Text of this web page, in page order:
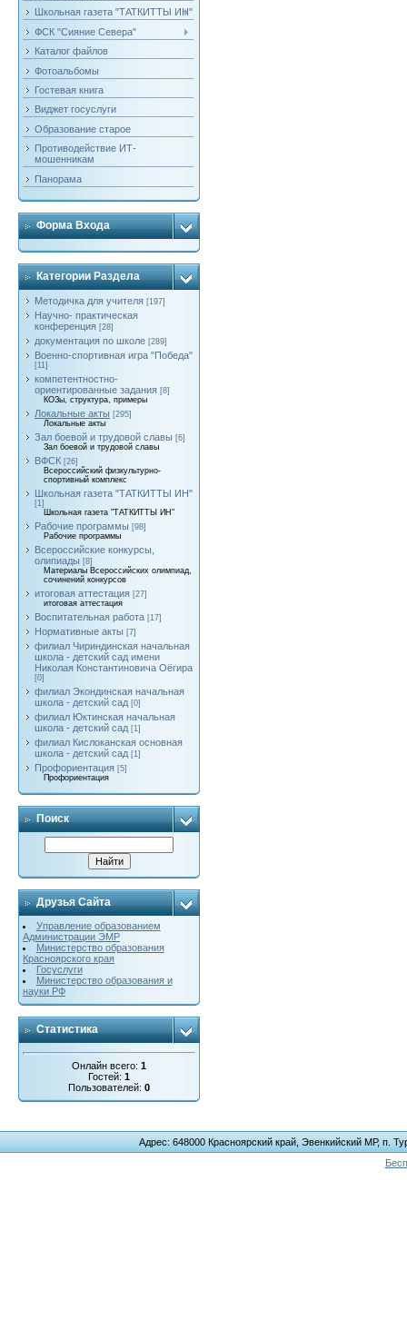
Школьная газета "ТАТКИТТЫ ИН"
ФСК "Сияние Севера"
Каталог файлов
Фотоальбомы
Гостевая книга
Виджет госуслуги
Образование старое
Противодействие ИТ-
мошенникам
Панорама
Форма Входа
Категории Раздела
Методичка для учителя [197]
Научно- практическая
конференция [28]
документация по школе [289]
Военно-спортивная игра "Победа"
[11]
компетентностно-
ориентированные задания [8]
КОЗы, структура, примеры
Локальные акты [295]
Локальные акты
Зал боевой и трудовой славы [6]
Зал боевой и трудовой славы
ВФСК [26]
Всероссийский физкультурно-
спортивный комплекс
Школьная газета "ТАТКИТТЫ ИН"
[1]
Школьная газета "ТАТКИТТЫ ИН"
Рабочие программы [98]
Рабочие программы
Всероссийские конкурсы,
олипиады [8]
Материалы Всероссийских олимпиад,
сочинений конкурсов
итоговая аттестация [27]
итоговая аттестация
Воспитательная работа [17]
Нормативные акты [7]
филиал Чириндинская начальная
школа - детский сад имени
Николая Константиновича Оёгира
[0]
филиал Экондинская начальная
школа - детский сад [0]
филиал Юктинская начальная
школа - детский сад [1]
филиал Кислоканская основная
школа - детский сад [1]
Профориентация [5]
Профориентация
Поиск
Друзья Сайта
Управление образованием
Администрации ЭМР
Министерство образования
Красноярского края
Госуслуги
Министерство образования и
науки РФ
Статистика
Онлайн всего: 1
Гостей: 1
Пользователей: 0
Адрес: 648000 Красноярский край, Эвенкийский МР, п.